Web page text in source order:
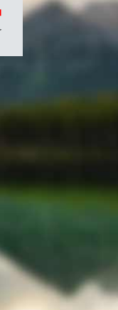
/
gouvernement
du